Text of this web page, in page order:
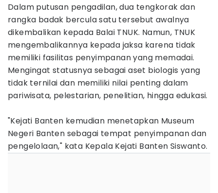
Dalam putusan pengadilan, dua tengkorak dan
rangka badak bercula satu tersebut awalnya
dikembalikan kepada Balai TNUK. Namun, TNUK
mengembalikannya kepada jaksa karena tidak
memiliki fasilitas penyimpanan yang memadai.
Mengingat statusnya sebagai aset biologis yang
tidak ternilai dan memiliki nilai penting dalam
pariwisata, pelestarian, penelitian, hingga edukasi.
"Kejati Banten kemudian menetapkan Museum
Negeri Banten sebagai tempat penyimpanan dan
pengelolaan," kata Kepala Kejati Banten Siswanto.